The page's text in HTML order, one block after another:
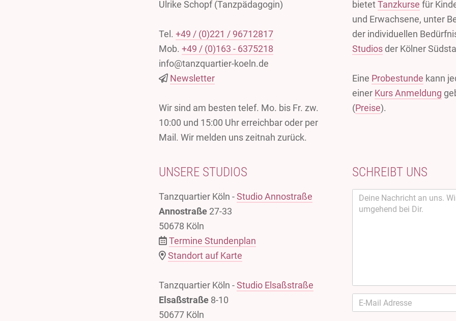
Ulrike Schopf (Tanzpädagogin)
Tel. +49 / (0)221 / 96712817
Mob. +49 / (0)163 - 6375218
info@tanzquartier-koeln.de
Newsletter
Wir sind am besten telef. Mo. bis Fr. zw.
10:00 und 15:00 Uhr erreichbar oder per
Mail. Wir melden uns zeitnah zurück.
bietetTanzkurse für
und Erwachsene, unter
der individuellen
Studios der Kölner
Eine Probestunde kann
einer Kurs Anmeldung
(Preise).
UNSERE STUDIOS
Tanzquartier Köln -Studio Annostraße
Annostraße 27-33
50678 Köln
Termine Stundenplan
Standort auf Karte
Tanzquartier Köln -Studio Elsaßstraße
Elsaßstraße 8-10
50677 Köln
SCHREIBT UNS